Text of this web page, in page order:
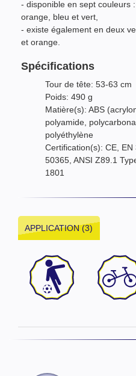
- disponible en sept couleurs
orange, bleu et vert,
- existe également en deux
et orange.
Spécifications
Tour de tête: 53-63 cm
Poids: 490 g
Matière(s): ABS
polyamide,
polyéthylène
Certification(s): CE,
50365, ANSI Z89.1
1801
APPLICATION (3)